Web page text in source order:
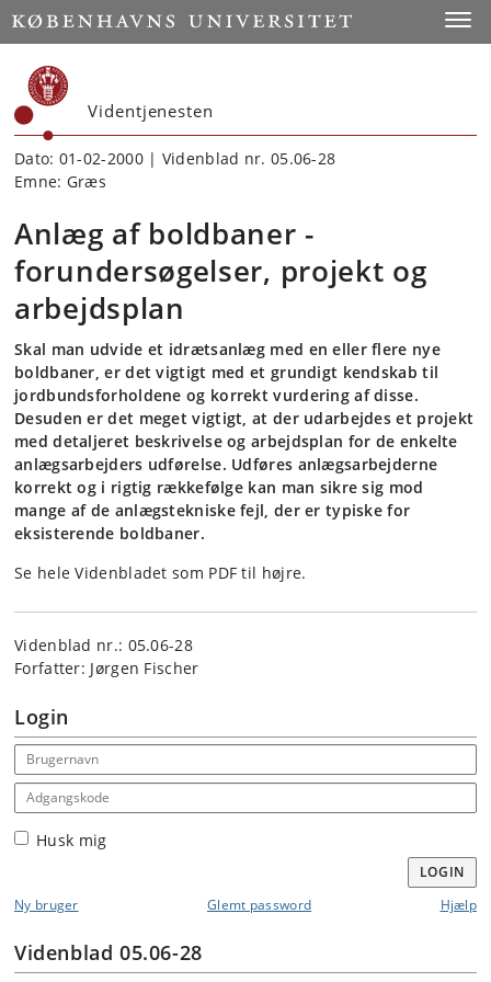
Start
Videntjenesten
Dato: 01-02-2000 | Videnblad nr. 05.06-28
Emne: Græs
Anlæg af boldbaner -
forundersøgelser, projekt og
arbejdsplan
Skal man udvide et idrætsanlæg med en eller flere nye
boldbaner, er det vigtigt med et grundigt kendskab til
jordbundsforholdene og korrekt vurdering af disse.
Desuden er det meget vigtigt, at der udarbejdes et projekt
med detaljeret beskrivelse og arbejdsplan for de enkelte
anlægsarbejders udførelse. Udføres anlægsarbejderne
korrekt og i rigtig rækkefølge kan man sikre sig mod
mange af de anlægstekniske fejl, der er typiske for
eksisterende boldbaner.
Se hele Videnbladet som PDF til højre.
Videnblad nr.: 05.06-28
Forfatter: Jørgen Fischer
Login
Email address
Adgangskode
Husk mig
LOGIN
Ny bruger
Glemt password Hjælp
Videnblad 05.06-28